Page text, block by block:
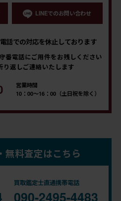
LINEでのお問い合わせ
話での対応を休止しております
番電話にご用件をお残しください
り返しご連絡いたします
営業時間
10：00～16：00（土日祝を除く）
無料査定はこちら
買取鑑定士直通携帯電話
090-2495-4483